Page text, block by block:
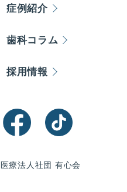
症例紹介
歯科コラム
採用情報
医療法人社団 有心会